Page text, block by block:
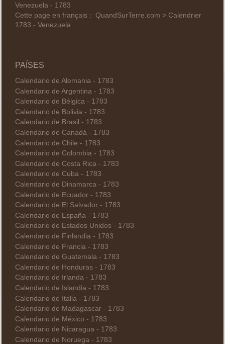
Venezuela - 1783
Cette page en français : QuandSurTerre.com > Calendrier
1783 - Venezuela
PAÍSES
Calendario de Alemania - 1783
Calendario de Argentina - 1783
Calendario de Bélgica - 1783
Calendario de Bolivia - 1783
Calendario de Brasil - 1783
Calendario de Canadá - 1783
Calendario de Chile - 1783
Calendario de Colombia - 1783
Calendario de Costa Rica - 1783
Calendario de Cuba - 1783
Calendario de Dinamarca - 1783
Calendario de Ecuador - 1783
Calendario de El Salvador - 1783
Calendario de España - 1783
Calendario de Estados Unidos - 1783
Calendario de Finlandia - 1783
Calendario de Francia - 1783
Calendario de Guatemala - 1783
Calendario de Honduras - 1783
Calendario de Irlanda - 1783
Calendario de Islandia - 1783
Calendario de Italia - 1783
Calendario de Madagascar - 1783
Calendario de México - 1783
Calendario de Nicaragua - 1783
Calendario de Noruega - 1783